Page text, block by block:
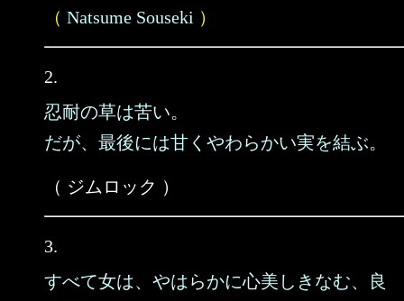
（ Natsume Souseki ）
2.
忍耐の草は苦い。
だが、最後には甘くやわらかい実を結ぶ。
（ ジムロック ）
3.
すべて女は、やはらかに心美しきなむ、良